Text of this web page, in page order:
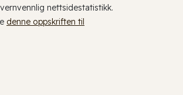
nettsidestatistikk.
denne oppskriften til